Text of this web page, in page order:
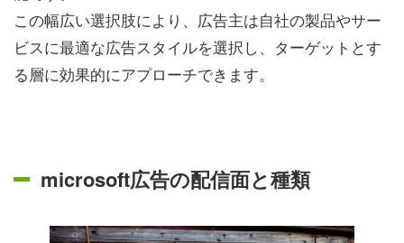
この幅広い選択肢により、広告主は自社の製品やサー
ビスに最適な広告スタイルを選択し、ターゲットとす
る層に効果的にアプローチできます。
microsoft広告の配信面と種類